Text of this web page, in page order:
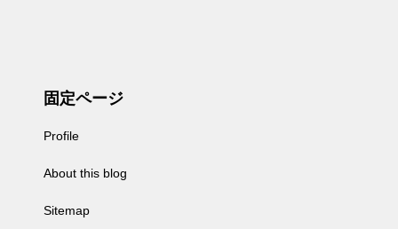
固定ページ
Profile
About this blog
Sitemap